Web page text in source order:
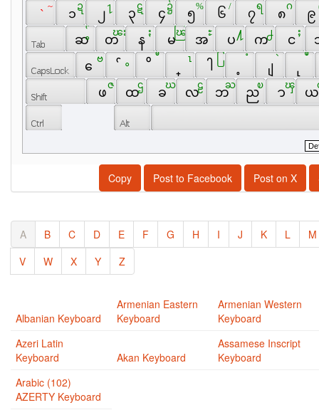
`
~
၁
ဍ
၂
႑
၃
ဋ
၄
၌
၅
%
၆
/
၇
ရ
၈
ဂ
၉
ဆ တ
ၽႊ
န
ႏ
မ
ၽြ
အ
ႊ
ပ
႔
က
႕
င
ႈ
ေ
ဗ
ိ
ီ ၤ ံ
ျ
ဲ ဳ
ဖ
ဇ
ထ
ဌ
ခ
ဃ
လ
ဠ
ဘ
ႀ
ည
ၿ
ာ
ၾ
Copy Post to Facebook Post on X
A B C D E F G H I J K L
M
V
W X Y Z
Albanian Keyboard
Armenian Eastern
Keyboard
Armenian Western
Keyboard
Azeri Latin
Keyboard
Akan Keyboard
Assamese Inscript
Keyboard
Arabic (102)
AZERTY Keyboard